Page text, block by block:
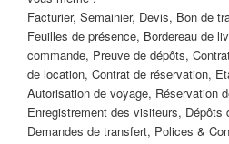
Facturier, Semainier, Devis, Bon de
Feuilles de présence, Bordereau de
commande, Preuve de dépôts,
de location, Contrat de réservation,
Autorisation de voyage, Réservation
Enregistrement des visiteurs, Dépôts
Demandes de transfert, Polices &